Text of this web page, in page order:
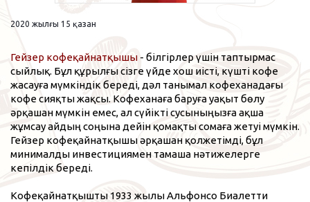
2020 жылғы 15 қазан
Гейзер кофеқайнатқышы - білгірлер үшін таптырмас
сыйлық. Бұл құрылғы сізге үйде хош иісті, күшті кофе
жасауға мүмкіндік береді, дәл танымал кофеханадағы
кофе сияқты жақсы. Кофеханаға баруға уақыт бөлу
әрқашан мүмкін емес, ал сүйікті сусыныңызға ақша
жұмсау айдың соңына дейін қомақты сомаға жетуі мүмкін.
Гейзер кофеқайнатқышы әрқашан қолжетімді, бұл
минималды инвестициямен тамаша нәтижелерге
кепілдік береді.
Кофеқайнатқышты 1933 жылы Альфонсо Биалетти